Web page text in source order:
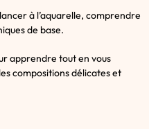
à l’aquarelle, comprendre
de base.
apprendre tout en vous
compositions délicates et